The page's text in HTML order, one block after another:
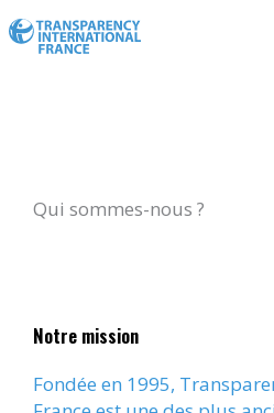
au
Qui sommes-nous ?
Notre mission
Fondée en 1995,